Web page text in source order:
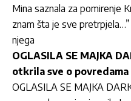
Mina saznala za pomirenje
znam šta je sve
njega
OGLASILA SE MAJKA
otkrila sve o povredama
OGLASILA SE MAJKA